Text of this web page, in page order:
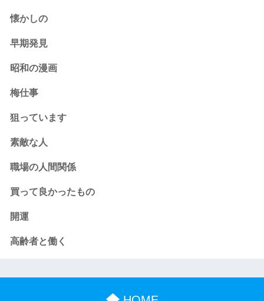
懐かしの
早期発見
昭和の漫画
梅仕事
狙っています
素敵な人
職場の人間関係
買って良かったもの
開運
高齢者と働く